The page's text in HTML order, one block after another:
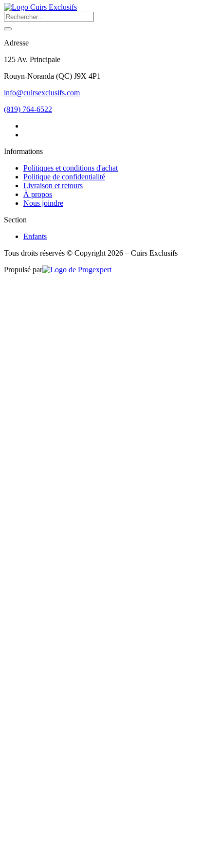
Adresse
125 Av. Principale
Rouyn-Noranda (QC) J9X 4P1
info@cuirsexclusifs.com
(819) 764-6522
Informations
Politiques et conditions d'achat
Politique de confidentialité
Livraison et retours
À propos
Nous joindre
Section
Enfants
Tous droits réservés © Copyright 2026 – Cuirs Exclusifs
Propulsé par